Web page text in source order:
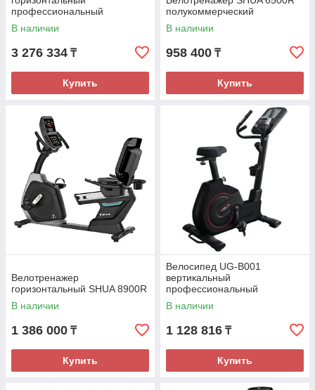
профессиональный
В наличии
3 276 334 ₸
Купить
полукоммерческий
В наличии
958 400 ₸
Купить
Велотренажер
горизонтальный SHUA 8900R
В наличии
1 386 000 ₸
Купить
Велосипед UG-B001
вертикальный
профессиональный
В наличии
1 128 816 ₸
Купить